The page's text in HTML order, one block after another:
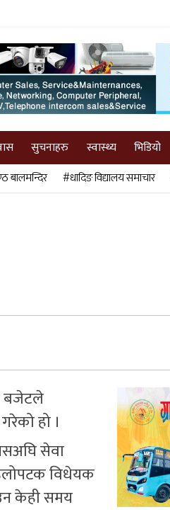
सुचनाहरु स्वास्थ्य भिडियो
बालमन्दिर #धादिङ विद्यालय समाचार
बजेटले
हो ।
सेवा
विधेयक
केही समय